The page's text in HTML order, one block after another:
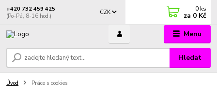
Menu
CZK
Hledat
+420 732 459 425
(Po-Pá, 8-16 hod.)
0 ks
za 0 Kč
Úvod Práce s cookies